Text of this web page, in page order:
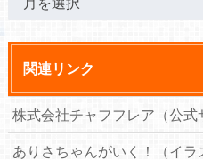
関連リンク
株式会社チャフフレア（公式
ありさちゃんがいく！（イラ